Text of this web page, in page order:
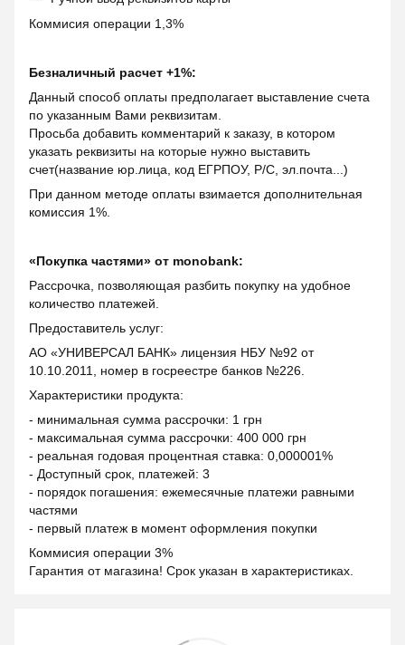
Коммисия операции 1,3%
Безналичный расчет +1%:
Данный способ оплаты предполагает выставление счета
по указанным Вами реквизитам.
Просьба добавить комментарий к заказу, в котором
указать реквизиты на которые нужно выставить
счет(название юр.лица, код ЕГРПОУ, Р/С, эл.почта...)
При данном методе оплаты взимается дополнительная
комиссия 1%.
«Покупка частями» от monobank:
Рассрочка, позволяющая разбить покупку на удобное
количество платежей.
Предоставитель услуг:
АО «УНИВЕРСАЛ БАНК» лицензия НБУ №92 от
10.10.2011, номер в госреестре банков №226.
Характеристики продукта:
- минимальная сумма рассрочки: 1 грн
- максимальная сумма рассрочки: 400 000 грн
- реальная годовая процентная ставка: 0,000001%
- Доступный срок, платежей: 3
- порядок погашения: ежемесячные платежи равными
частями
- первый платеж в момент оформления покупки
Коммисия операции 3%
Гарантия от магазина! Срок указан в характеристиках.